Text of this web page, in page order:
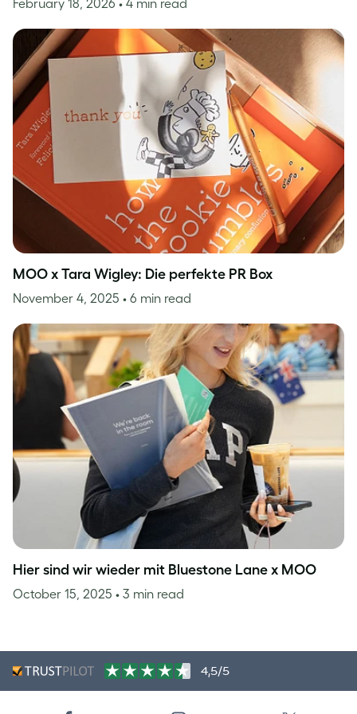
MOO x Tara Wigley: Die perfekte PR Box
November 4, 2025 • 6 min read
Hier sind wir wieder mit Bluestone Lane x MOO
October 15, 2025 • 3 min read
4,5/5